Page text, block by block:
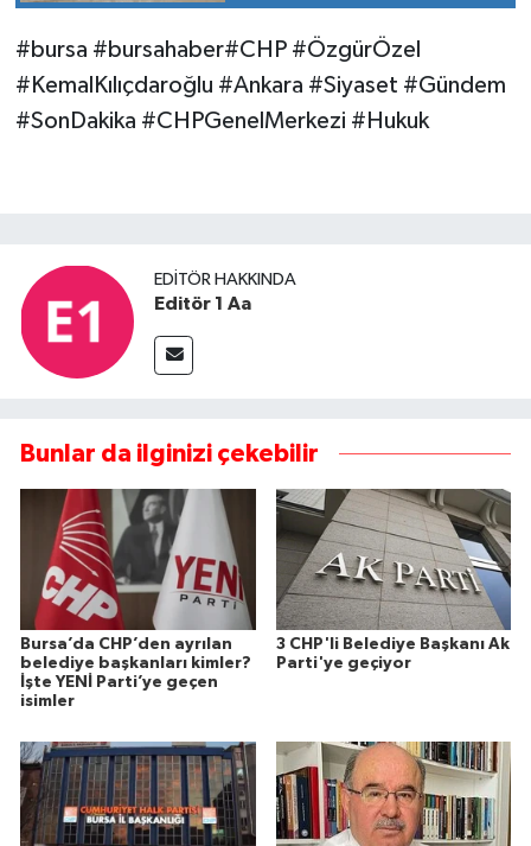
#bursa #bursahaber#CHP #ÖzgürÖzel
#KemalKılıçdaroğlu #Ankara #Siyaset #Gündem
#SonDakika #CHPGenelMerkezi #Hukuk
EDITÖR HAKKINDA
Editör 1 Aa
Bunlar da ilginizi çekebilir
Bursa’da CHP’den ayrılan
belediye başkanları kimler?
İşte YENİ Parti’ye geçen
isimler
3 CHP'li Belediye Başkanı Ak
Parti'ye geçiyor